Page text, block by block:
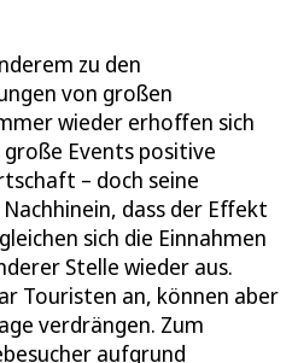
zu den
von großen
wieder erhoffen sich
Events positive
– doch seine
dass der Effekt
sich die Einnahmen
Stelle wieder aus.
Touristen an, können aber
verdrängen. Zum
aufgrund